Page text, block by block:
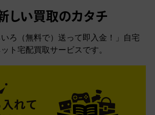
しい買取のカタチ
ろ（無料で）送って即入金！」自宅
ト宅配買取サービスです。